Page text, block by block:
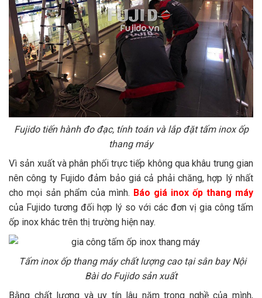
Fujido tiến hành đo đạc, tính toán và lắp đặt tấm inox ốp
thang máy
Vì sản xuất và phân phối trực tiếp không qua khâu trung gian
nên công ty Fujido đảm bảo giá cả phải chăng, hợp lý nhất
cho mọi sản phẩm của mình. Báo giá inox ốp thang máy
của Fujido tương đối hợp lý so với các đơn vị gia công tấm
ốp inox khác trên thị trường hiện nay.
Tấm inox ốp thang máy chất lượng cao tại sân bay Nội
Bài do Fujido sản xuất
Bằng chất lượng và uy tín lâu năm trong nghề của mình,